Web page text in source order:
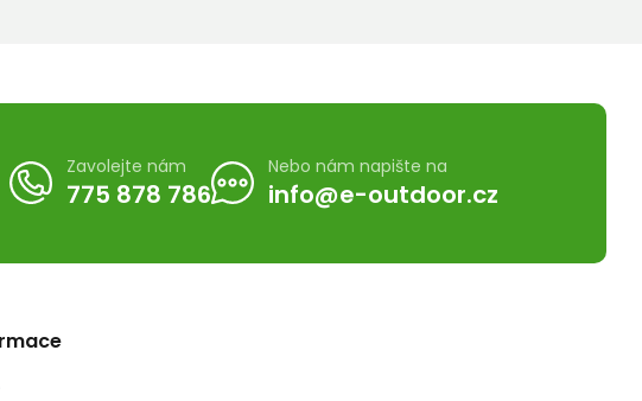
Zavolejte nám
775 878 786
Nebo nám napište na
info@e-outdoor.cz